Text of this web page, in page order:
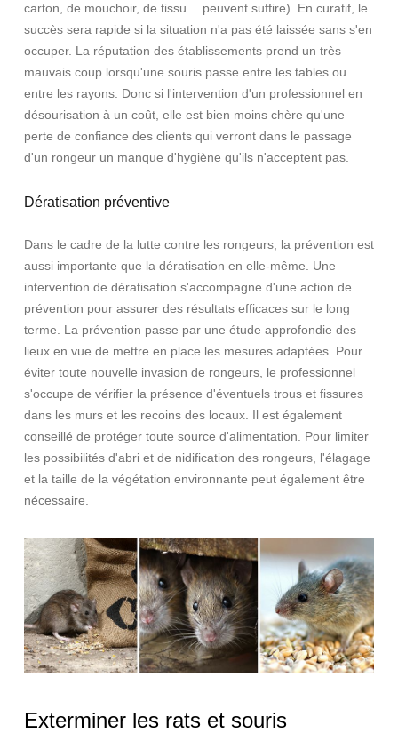
carton, de mouchoir, de tissu… peuvent suffire). En curatif, le
succès sera rapide si la situation n'a pas été laissée sans s'en
occuper. La réputation des établissements prend un très
mauvais coup lorsqu'une souris passe entre les tables ou
entre les rayons. Donc si l'intervention d'un professionnel en
désourisation à un coût, elle est bien moins chère qu'une
perte de confiance des clients qui verront dans le passage
d'un rongeur un manque d'hygiène qu'ils n'acceptent pas.
Dératisation préventive
Dans le cadre de la lutte contre les rongeurs, la prévention est
aussi importante que la dératisation en elle-même. Une
intervention de dératisation s'accompagne d'une action de
prévention pour assurer des résultats efficaces sur le long
terme. La prévention passe par une étude approfondie des
lieux en vue de mettre en place les mesures adaptées. Pour
éviter toute nouvelle invasion de rongeurs, le professionnel
s'occupe de vérifier la présence d'éventuels trous et fissures
dans les murs et les recoins des locaux. Il est également
conseillé de protéger toute source d'alimentation. Pour limiter
les possibilités d'abri et de nidification des rongeurs, l'élagage
et la taille de la végétation environnante peut également être
nécessaire.
Exterminer les rats et souris